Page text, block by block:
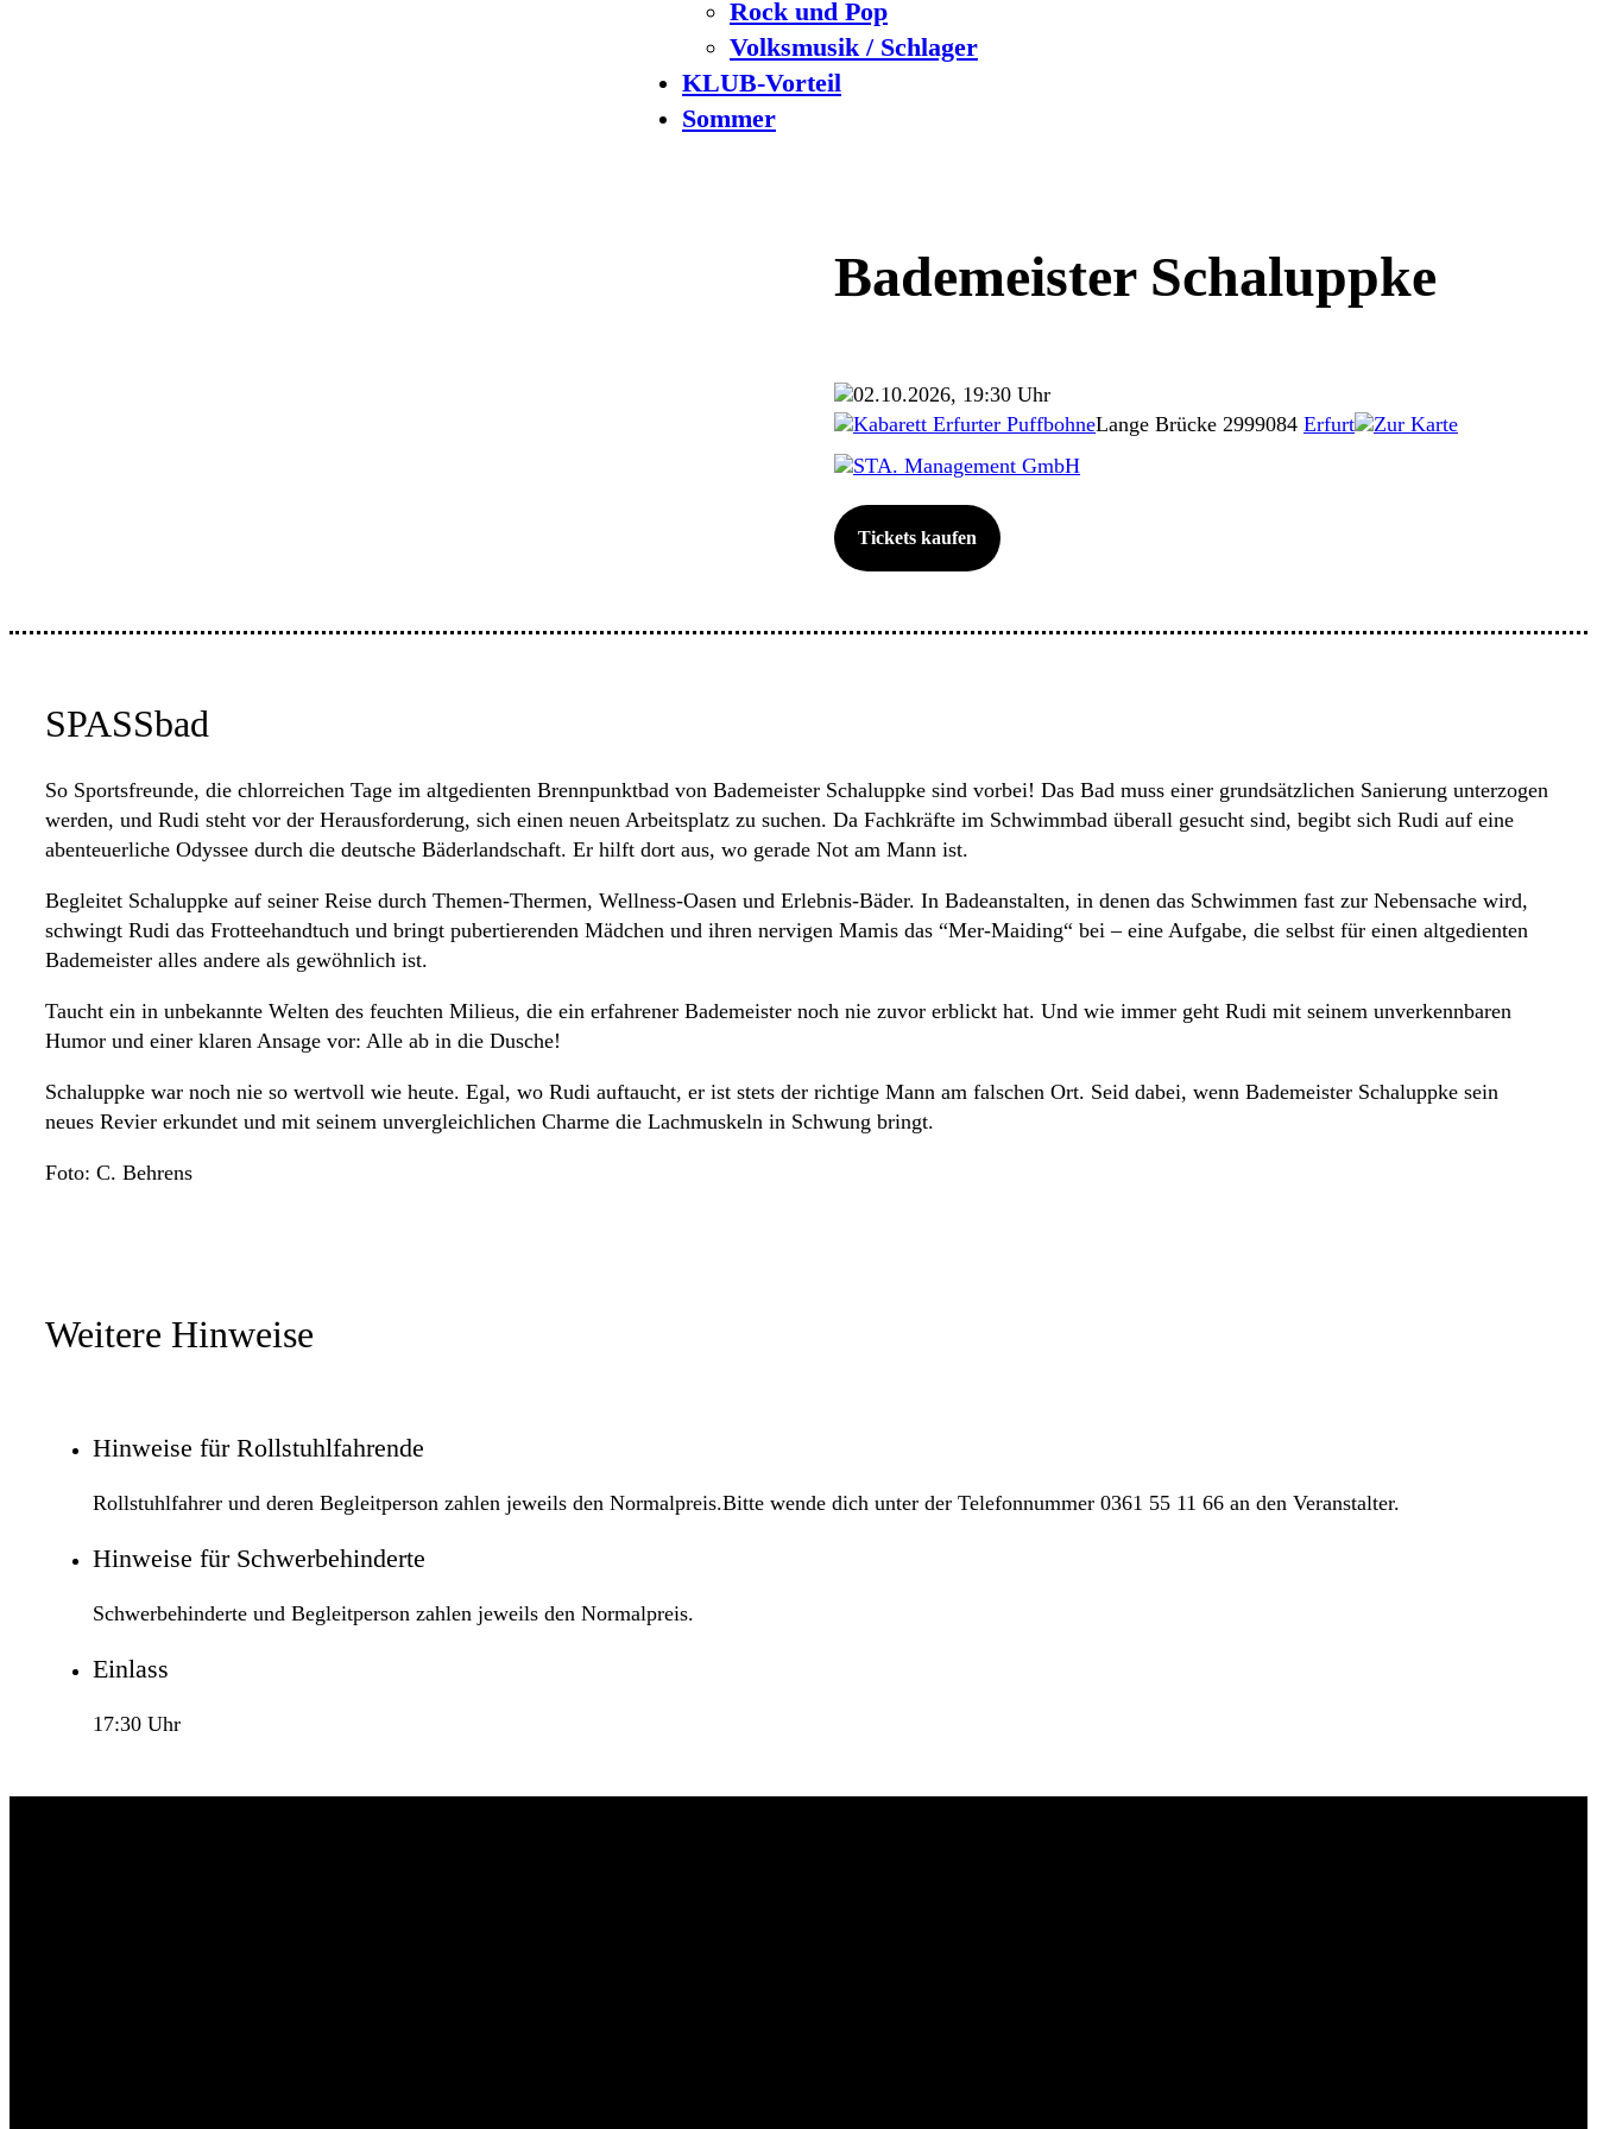
Rock und Pop
Volksmusik / Schlager
KLUB-Vorteil
Sommer
Bademeister Schaluppke
02.10.2026, 19:30 Uhr
Kabarett Erfurter PuffbohneLange Brücke 2999084 Erfurt
Zur Karte
STA. Management GmbH
Tickets kaufen
SPASSbad
So Sportsfreunde, die chlorreichen Tage im altgedienten Brennpunktbad von Bademeister Schaluppke sind vorbei! Das Bad muss einer grundsätzlichen Sanierung unterzogen
werden, und Rudi steht vor der Herausforderung, sich einen neuen Arbeitsplatz zu suchen. Da Fachkräfte im Schwimmbad überall gesucht sind, begibt sich Rudi auf eine
abenteuerliche Odyssee durch die deutsche Bäderlandschaft. Er hilft dort aus, wo gerade Not am Mann ist.
Begleitet Schaluppke auf seiner Reise durch Themen-Thermen, Wellness-Oasen und Erlebnis-Bäder. In Badeanstalten, in denen das Schwimmen fast zur Nebensache wird,
schwingt Rudi das Frotteehandtuch und bringt pubertierenden Mädchen und ihren nervigen Mamis das “Mer-Maiding“ bei – eine Aufgabe, die selbst für einen altgedienten
Bademeister alles andere als gewöhnlich ist.
Taucht ein in unbekannte Welten des feuchten Milieus, die ein erfahrener Bademeister noch nie zuvor erblickt hat. Und wie immer geht Rudi mit seinem unverkennbaren
Humor und einer klaren Ansage vor: Alle ab in die Dusche!
Schaluppke war noch nie so wertvoll wie heute. Egal, wo Rudi auftaucht, er ist stets der richtige Mann am falschen Ort. Seid dabei, wenn Bademeister Schaluppke sein
neues Revier erkundet und mit seinem unvergleichlichen Charme die Lachmuskeln in Schwung bringt.
Foto: C. Behrens
Weitere Hinweise
Hinweise für Rollstuhlfahrende
Rollstuhlfahrer und deren Begleitperson zahlen jeweils den Normalpreis.Bitte wende dich unter der Telefonnummer 0361 55 11 66 an den Veranstalter.
Hinweise für Schwerbehinderte
Schwerbehinderte und Begleitperson zahlen jeweils den Normalpreis.
Einlass
17:30 Uhr